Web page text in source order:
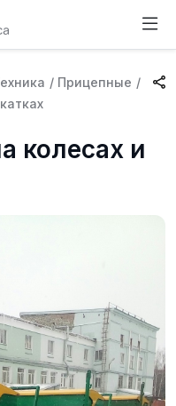
/ Прицепные /
колесах и